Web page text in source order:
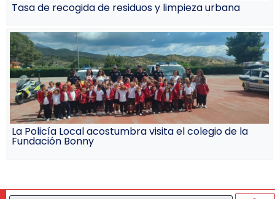
Tasa de recogida de residuos y limpieza urbana
La Policía Local acostumbra visita el colegio de la
Fundación Bonny